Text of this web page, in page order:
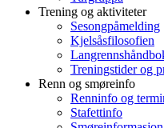
Trening og aktiviteter
Sesongpåmelding
Kjelsåsfilosofien
Treningstider og
Renn og smøreinfo
Renninfo og
Stafettinfo